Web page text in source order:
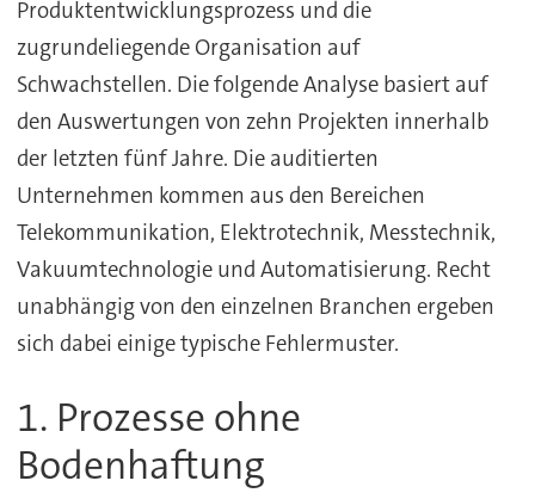
Produktentwicklungsprozess und die
zugrundeliegende Organisation auf
Schwachstellen. Die folgende Analyse basiert auf
den Auswertungen von zehn Projekten innerhalb
der letzten fünf Jahre. Die auditierten
Unternehmen kommen aus den Bereichen
Telekommunikation, Elektrotechnik, Messtechnik,
Vakuumtechnologie und Automatisierung. Recht
unabhängig von den einzelnen Branchen ergeben
sich dabei einige typische Fehlermuster.
1. Prozesse ohne
Bodenhaftung